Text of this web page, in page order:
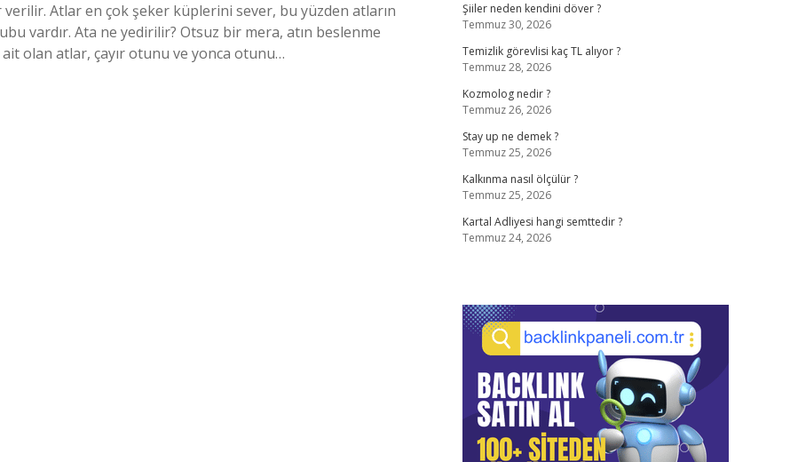
Atlar en çok şeker küplerini sever, bu yüzden atların
vardır. Ata ne yedirilir? Otsuz bir mera, atın beslenme
ait olan atlar, çayır otunu ve yonca otunu…
Şiiler neden kendini döver ?
Temmuz 30, 2026
Temizlik görevlisi kaç TL alıyor ?
Temmuz 28, 2026
Kozmolog nedir ?
Temmuz 26, 2026
Stay up ne demek ?
Temmuz 25, 2026
Kalkınma nasıl ölçülür ?
Temmuz 25, 2026
Kartal Adliyesi hangi semttedir ?
Temmuz 24, 2026